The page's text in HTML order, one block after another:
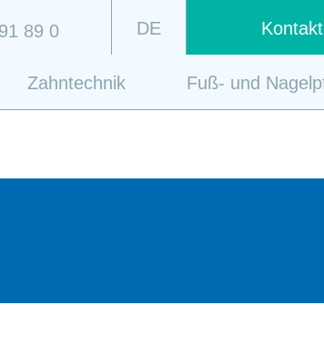
89 0 DE Kontakt
Zahntechnik Fuß- und